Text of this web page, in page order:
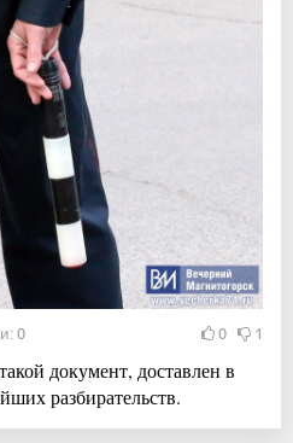
0 0 1
документ, доставлен в
разбирательств.